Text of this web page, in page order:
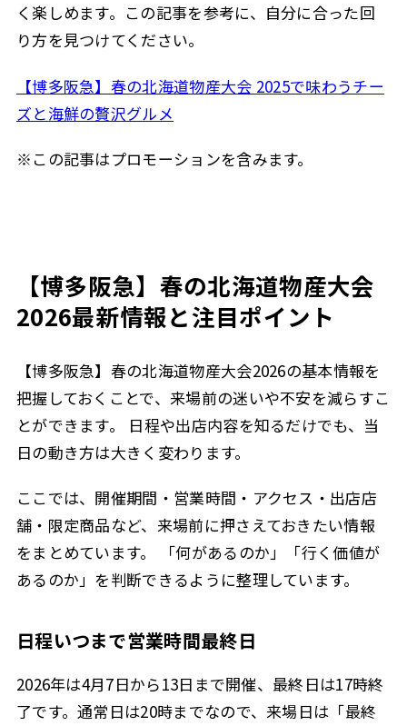
く楽しめます。この記事を参考に、自分に合った回
り方を見つけてください。
【博多阪急】春の北海道物産大会 2025で味わうチー
ズと海鮮の贅沢グルメ
※この記事はプロモーションを含みます。
【博多阪急】春の北海道物産大会
2026最新情報と注目ポイント
【博多阪急】春の北海道物産大会2026の基本情報を
把握しておくことで、来場前の迷いや不安を減らすこ
とができます。 日程や出店内容を知るだけでも、当
日の動き方は大きく変わります。
ここでは、開催期間・営業時間・アクセス・出店店
舗・限定商品など、来場前に押さえておきたい情報
をまとめています。 「何があるのか」「行く価値が
あるのか」を判断できるように整理しています。
日程いつまで営業時間最終日
2026年は4月7日から13日まで開催、最終日は17時終
了です。通常日は20時までなので、来場日は「最終